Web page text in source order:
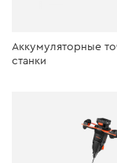
Аккумуляторные
станки